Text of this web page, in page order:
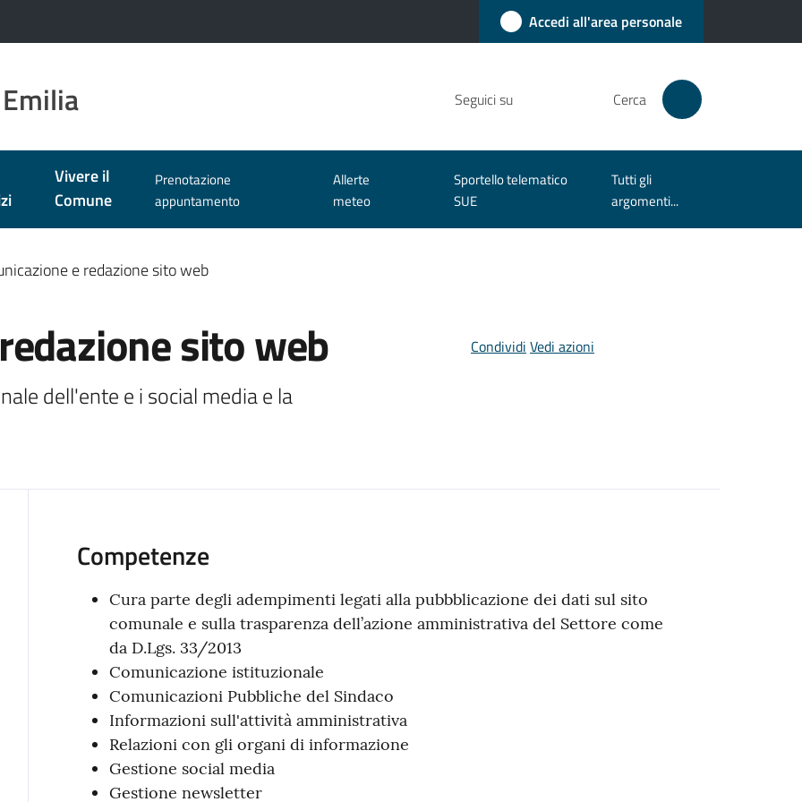
Accedi all'area personale
Seguici su Cerca
Vivere il
Comune
Prenotazione
appuntamento
Allerte
meteo
Sportello telematico
SUE
Tutti gli
argomenti...
e redazione sito web
sito web
dell'ente e i social media e la
Condividi Vedi azioni
Competenze
Cura parte degli adempimenti legati alla pubbblicazione dei dati sul sito
comunale e sulla trasparenza dell’azione amministrativa del Settore come
da D.Lgs. 33/2013
Comunicazione istituzionale
Comunicazioni Pubbliche del Sindaco
Informazioni sull'attività amministrativa
Relazioni con gli organi di informazione
Gestione social media
Gestione newsletter